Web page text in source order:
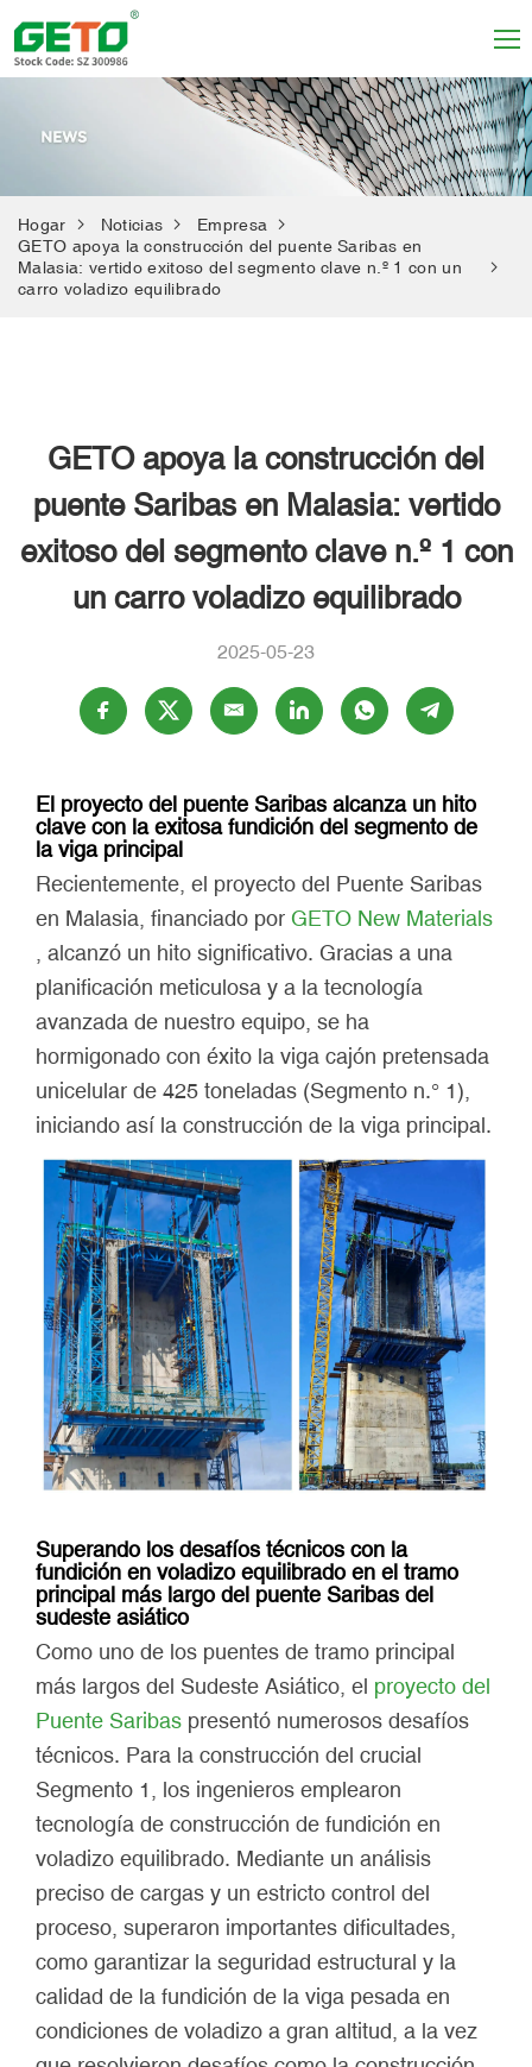
Hogar Noticias
Empresa
GETO apoya la construcción del puente Saribas en
Malasia: vertido exitoso del segmento clave n.º 1 con un
carro voladizo equilibrado
GETO apoya la construcción del
puente Saribas en Malasia: vertido
exitoso del segmento clave n.º 1 con
un carro voladizo equilibrado
2025-05-23
El proyecto del puente Saribas alcanza un hito
clave con la exitosa fundición del segmento de
la viga principal
Recientemente, el proyecto del Puente Saribas
en Malasia, financiado por GETO New Materials
, alcanzó un hito significativo. Gracias a una
planificación meticulosa y a la tecnología
avanzada de nuestro equipo, se ha
hormigonado con éxito la viga cajón pretensada
unicelular de 425 toneladas (Segmento n.° 1),
iniciando así la construcción de la viga principal.
Superando los desafíos técnicos con la
fundición en voladizo equilibrado en el tramo
principal más largo del puente Saribas del
sudeste asiático
Como uno de los puentes de tramo principal
más largos del Sudeste Asiático, el proyecto del
Puente Saribas presentó numerosos desafíos
técnicos. Para la construcción del crucial
Segmento 1, los ingenieros emplearon
tecnología de construcción de fundición en
voladizo equilibrado. Mediante un análisis
preciso de cargas y un estricto control del
proceso, superaron importantes dificultades,
como garantizar la seguridad estructural y la
calidad de la fundición de la viga pesada en
condiciones de voladizo a gran altitud, a la vez